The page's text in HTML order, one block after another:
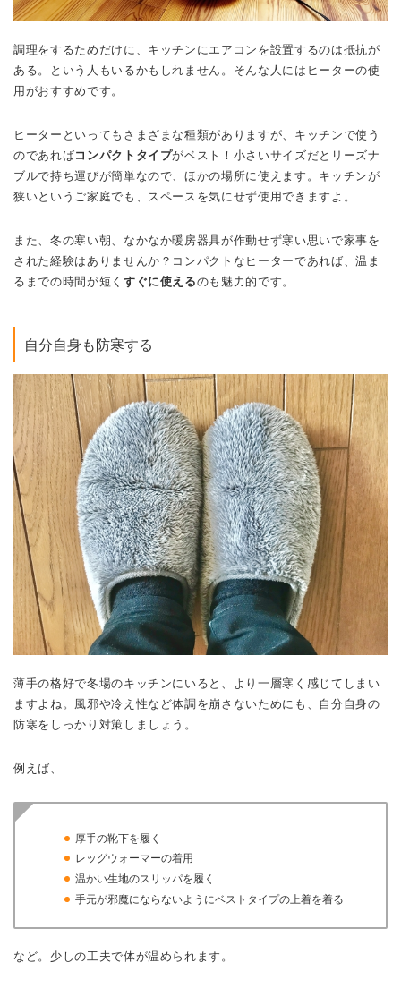
調理をするためだけに、キッチンにエアコンを設置するのは抵抗が
ある。という人もいるかもしれません。そんな人にはヒーターの使
用がおすすめです。
ヒーターといってもさまざまな種類がありますが、キッチンで使う
のであればコンパクトタイプがベスト！小さいサイズだとリーズナ
ブルで持ち運びが簡単なので、ほかの場所に使えます。キッチンが
狭いというご家庭でも、スペースを気にせず使用できますよ。
また、冬の寒い朝、なかなか暖房器具が作動せず寒い思いで家事を
された経験はありませんか？コンパクトなヒーターであれば、温ま
るまでの時間が短く すぐに使えるのも魅力的です。
自分自身も防寒する
薄手の格好で冬場のキッチンにいると、より一層寒く感じてしまい
ますよね。風邪や冷え性など体調を崩さないためにも、自分自身の
防寒をしっかり対策しましょう。
例えば、
厚手の靴下を履く
レッグウォーマーの着用
温かい生地のスリッパを履く
手元が邪魔にならないようにベストタイプの上着を着る
など。少しの工夫で体が温められます。